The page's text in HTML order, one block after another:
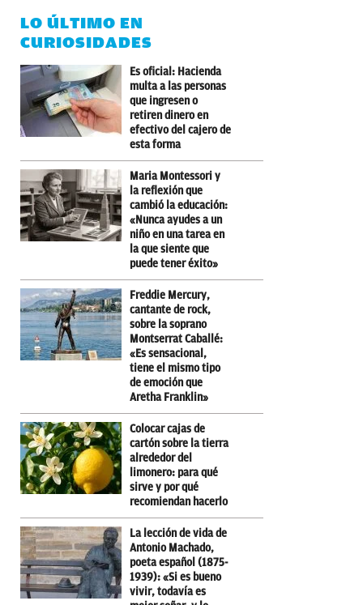
LO ÚLTIMO EN
CURIOSIDADES
Es oficial: Hacienda
multa a las personas
que ingresen o
retiren dinero en
efectivo del cajero de
esta forma
Maria Montessori y
la reflexión que
cambió la educación:
«Nunca ayudes a un
niño en una tarea en
la que siente que
puede tener éxito»
Freddie Mercury,
cantante de rock,
sobre la soprano
Montserrat Caballé:
«Es sensacional,
tiene el mismo tipo
de emoción que
Aretha Franklin»
Colocar cajas de
cartón sobre la tierra
alrededor del
limonero: para qué
sirve y por qué
recomiendan hacerlo
La lección de vida de
Antonio Machado,
poeta español (1875-
1939): «Si es bueno
vivir, todavía es